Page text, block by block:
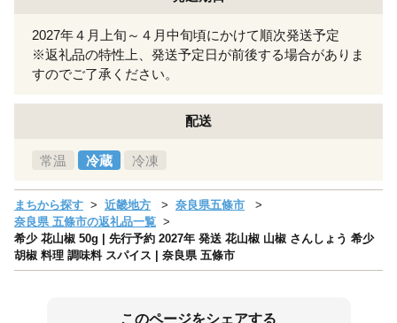
2027年４月上旬～４月中旬頃にかけて順次発送予定
※返礼品の特性上、発送予定日が前後する場合がありま
すのでご了承ください。
配送
常温 冷蔵 冷凍
まちから探す 近畿地方
奈良県五條市
奈良県 五條市の返礼品一覧
希少 花山椒 50g | 先行予約 2027年 発送 花山椒 山椒 さんしょう 希少
胡椒 料理 調味料 スパイス | 奈良県 五條市
このページをシェアする